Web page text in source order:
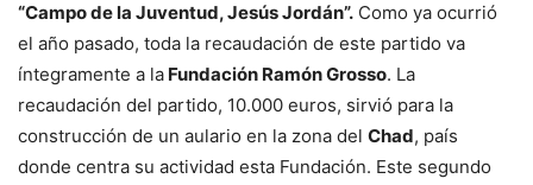
“Campo de la Juventud, Jesús Jordán”. Como ya ocurrió
el año pasado, toda la recaudación de este partido va
íntegramente a la Fundación Ramón Grosso. La
recaudación del partido, 10.000 euros, sirvió para la
construcción de un aulario en la zona del Chad, país
donde centra su actividad esta Fundación. Este segundo